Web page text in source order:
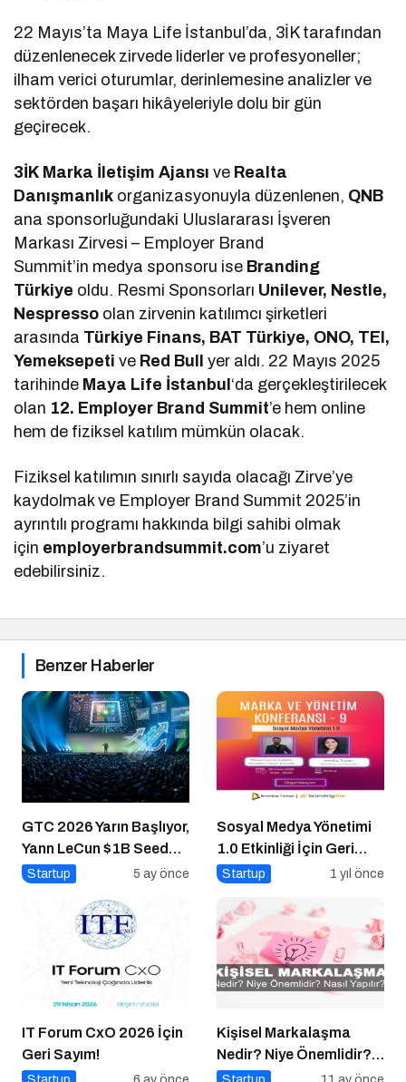
22 Mayıs’ta Maya Life İstanbul’da, 3İK tarafından
düzenlenecek zirvede liderler ve profesyoneller;
ilham verici oturumlar, derinlemesine analizler ve
sektörden başarı hikâyeleriyle dolu bir gün
geçirecek.
3İK Marka İletişim Ajansıve Realta
Danışmanlık organizasyonuyla düzenlenen, QNB
ana sponsorluğundaki Uluslararası İşveren
Markası Zirvesi – Employer Brand
Summit’in medya sponsoru ise Branding
Türkiye oldu. Resmi Sponsorları Unilever, Nestle,
Nespresso olan zirvenin katılımcı şirketleri
arasında Türkiye Finans, BAT Türkiye, ONO, TEI,
Yemeksepetive Red Bullyer aldı. 22 Mayıs 2025
tarihinde Maya Life İstanbul‘da gerçekleştirilecek
olan 12. Employer Brand Summit’e hem online
hem de fiziksel katılım mümkün olacak.
Fiziksel katılımın sınırlı sayıda olacağı Zirve’ye
kaydolmak ve Employer Brand Summit 2025’in
ayrıntılı programı hakkında bilgi sahibi olmak
için employerbrandsummit.com’u ziyaret
edebilirsiniz.
Benzer Haberler
GTC 2026 Yarın Başlıyor,
Yann LeCun $1B Seed
Aldı: AI Fonlama
Startup 5 ay önce
Sosyal Medya Yönetimi
1.0 Etkinliği İçin Geri
Sayım!
Startup 1 yıl önce
IT Forum CxO 2026 İçin
Geri Sayım!
Kişisel Markalaşma
Nedir? Niye Önemlidir?
Kişisel Markalaşma